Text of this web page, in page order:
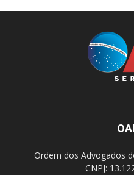
Ordem dos Advogados
CNPJ: